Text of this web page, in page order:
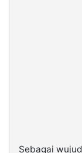
Sebagai